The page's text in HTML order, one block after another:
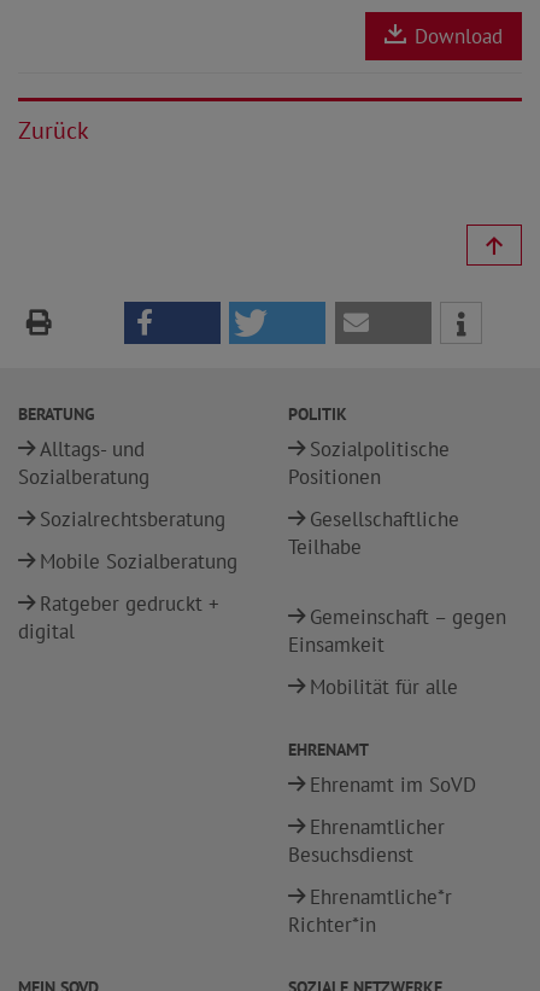
Download
Zurück
BERATUNG
Alltags- und
Sozialberatung
Sozialrechtsberatung
Mobile Sozialberatung
Ratgeber gedruckt +
digital
POLITIK
Sozialpolitische
Positionen
Gesellschaftliche
Teilhabe
Gemeinschaft – gegen
Einsamkeit
Mobilität für alle
EHRENAMT
Ehrenamt im SoVD
Ehrenamtlicher
Besuchsdienst
Ehrenamtliche*r
Richter*in